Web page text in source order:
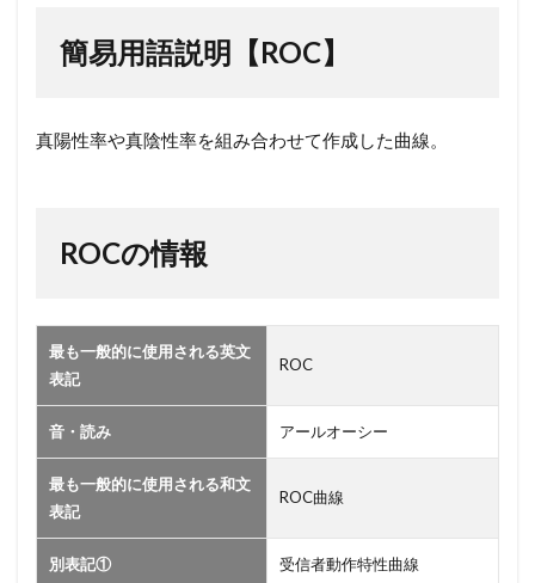
2
報
簡易用語説明【ROC】
真陽性率や真陰性率を組み合わせて作成した曲線。
ROCの情報
最も一般的に使用される英文
表記
ROC
音・読み アールオーシー
最も一般的に使用される和文
表記
ROC曲線
別表記① 受信者動作特性曲線